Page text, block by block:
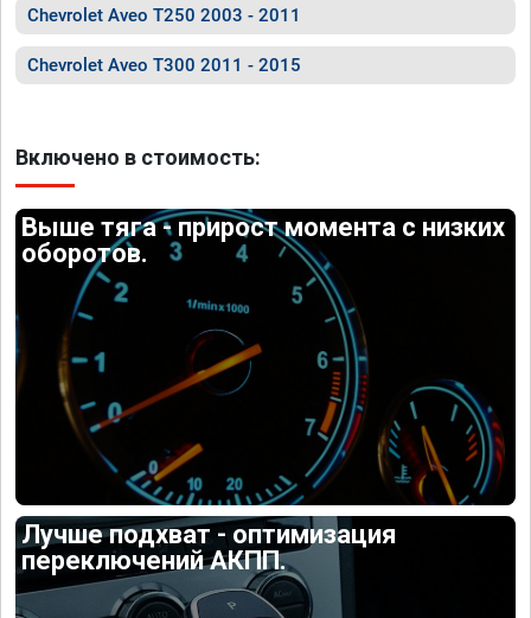
Chevrolet Aveo T250 2003 - 2011
Chevrolet Aveo T300 2011 - 2015
Включено в стоимость:
Выше тяга - прирост момента с низких
оборотов.
Лучше подхват - оптимизация
переключений АКПП.